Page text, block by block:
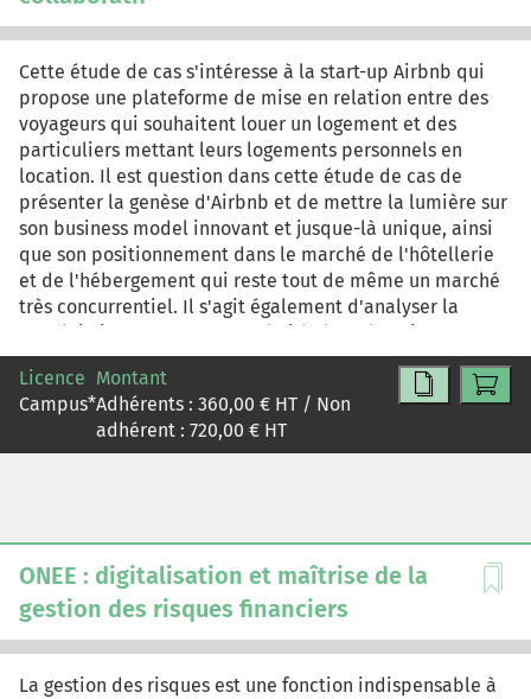
Cette étude de cas s'intéresse à la start-up Airbnb qui
propose une plateforme de mise en relation entre des
voyageurs qui souhaitent louer un logement et des
particuliers mettant leurs logements personnels en
location. Il est question dans cette étude de cas de
présenter la genèse d'Airbnb et de mettre la lumière sur
son business model innovant et jusque-là unique, ainsi
que son positionnement dans le marché de l'hôtellerie
et de l'hébergement qui reste tout de même un marché
très concurrentiel. Il s'agit également d'analyser la
stratégie interne et externe d'Airbnb et de voir comment
la start-up a pu pivoter en temps de crise afin de faire
face à l'arrêt d'activité du secteur touristique et réussir
une introduction en bourse inattendue. Cette étude de
cas devrait amener l'apprenant à mettre en œuvre les
positionnement et de délimiter sa stratégie par rapport
aux différents acteurs de son écosystème. À l'issue de
cette analyse, l'apprenant devrait avoir la capacité de
mettre en place un business model pour cette
entreprise et formaliser, noir sur blanc, son modèle
économique en se basant sur un Business Model Canvas.
Licence
Campus*
Montant
Adhérents : 360,00 € HT / Non
adhérent : 720,00 € HT
ONEE : digitalisation et maîtrise de la
gestion des risques financiers
La gestion des risques est une fonction indispensable à